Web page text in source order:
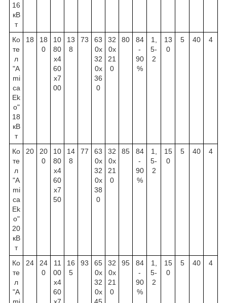
16
кВ
т
Ко
те
л
"A
mi
ca
Ek
o"
18
кВ
т
18
18
0
10
80
х4
60
х7
00
13
8
73
63
0х
32
0х
36
0
32
0х
21
0
80
84
-
90
%
1,
5-
2
13
0
5 40 4
Ко
те
л
"A
mi
ca
Ek
o"
20
кВ
т
20
20
0
10
80
х4
60
х7
50
14
8
77
63
0х
32
0х
38
0
32
0х
21
0
85
84
-
90
%
1,
5-
2
15
0
5 40 4
Ко
те
л
"A
mi
24
24
0
11
00
х4
60
х7
16
5
93
65
0х
32
0х
45
32
0х
21
0
95
84
-
90
%
1,
5-
2
15
0
5 40 4